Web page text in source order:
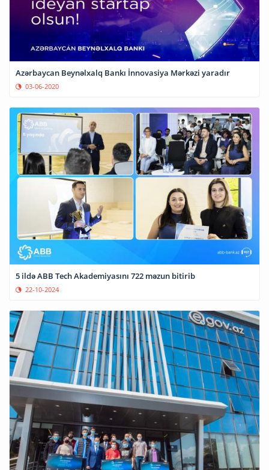
Azərbaycan Beynəlxalq Bankı İnnovasiya Mərkəzi yaradır
03-06-2020
5 ildə ABB Tech Akademiyasını 722 məzun bitirib
22-10-2024